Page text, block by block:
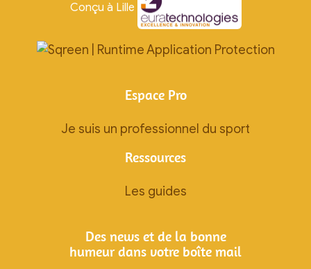
Conçu à Lille
Espace Pro
Je suis un professionnel du sport
Ressources
Les guides
Des news et de la bonne
humeur dans votre boîte mail